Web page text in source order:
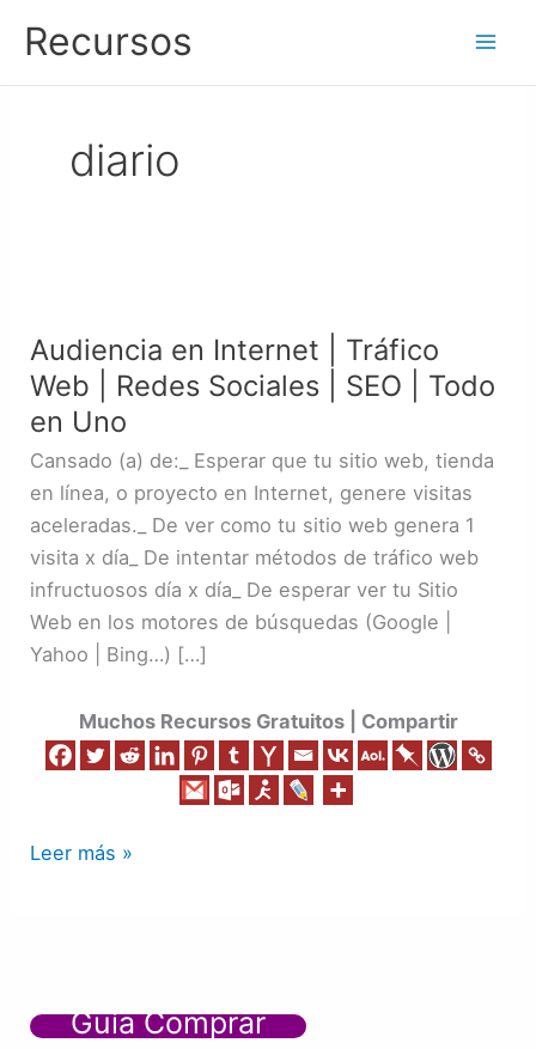
contenido
Recursos
diario
Audiencia en Internet | Tráfico
Web | Redes Sociales | SEO | Todo
en Uno
Cansado (a) de:_ Esperar que tu sitio web, tienda
en línea, o proyecto en Internet, genere visitas
aceleradas._ De ver como tu sitio web genera 1
visita x día_ De intentar métodos de tráfico web
infructuosos día x día_ De esperar ver tu Sitio
Web en los motores de búsquedas (Google |
Yahoo | Bing…) […]
Muchos Recursos Gratuitos | Compartir
Internet
|
Tráfico
Uno
Leer más »
Guía Comprar